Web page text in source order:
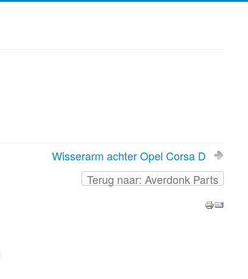
Wisserarm achter Opel Corsa D
Terug naar: Averdonk Parts